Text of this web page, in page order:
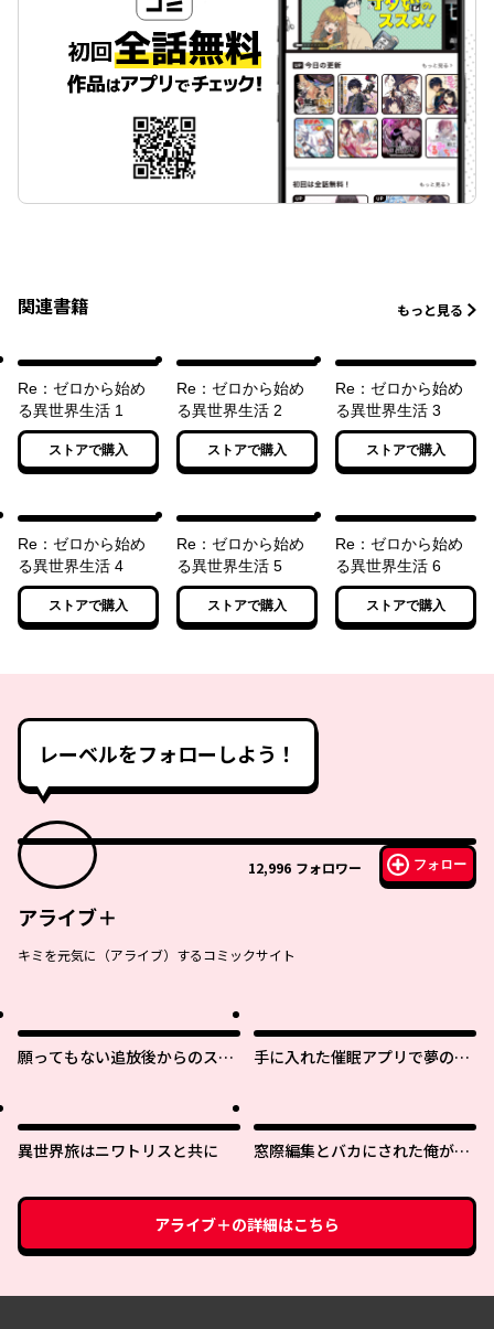
関連書籍 もっと見る
Re：ゼロから始め
る異世界生活 1
ストアで購入
Re：ゼロから始め
る異世界生活 2
ストアで購入
Re：ゼロから始め
る異世界生活 3
ストアで購入
Re：ゼロから始め
る異世界生活 4
ストアで購入
Re：ゼロから始め
る異世界生活 5
ストアで購入
Re：ゼロから始め
る異世界生活 6
ストアで購入
レーベルをフォローしよう！
12,996 フォロワー フォロー
アライブ＋
キミを元気に（アライブ）するコミックサイト
願ってもない追放後からのスロ
り行きで美少女ギャルの師匠に
なったらなぜかめちゃくちゃ懐
かれた〜
手に入れた催眠アプリで夢のハ
異世界旅はニワトリスと共に
窓際編集とバカにされた俺が、
た
アライブ＋の詳細はこちら